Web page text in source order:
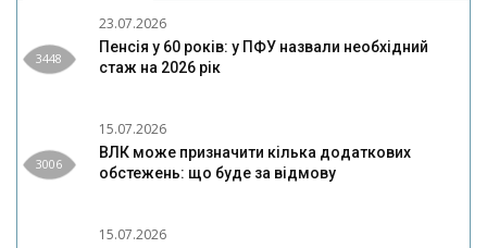
3448
23.07.2026
Пенсія у 60 років: у ПФУ назвали необхідний
стаж на 2026 рік
3006
15.07.2026
ВЛК може призначити кілька додаткових
обстежень: що буде за відмову
15.07.2026